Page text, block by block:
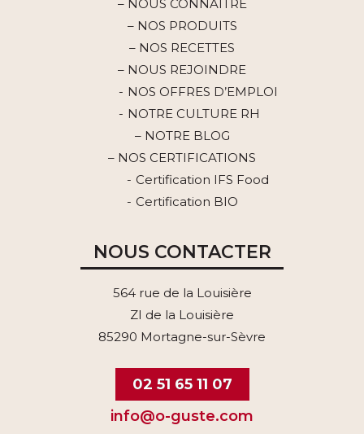
– NOUS CONNAÎTRE
– NOS PRODUITS
– NOS RECETTES
– NOUS REJOINDRE
NOS OFFRES D’EMPLOI
NOTRE CULTURE RH
– NOTRE BLOG
– NOS CERTIFICATIONS
Certification IFS Food
Certification BIO
NOUS CONTACTER
564 rue de la Louisière
ZI de la Louisière
85290 Mortagne-sur-Sèvre
02 51 65 11 07
info@o-guste.com